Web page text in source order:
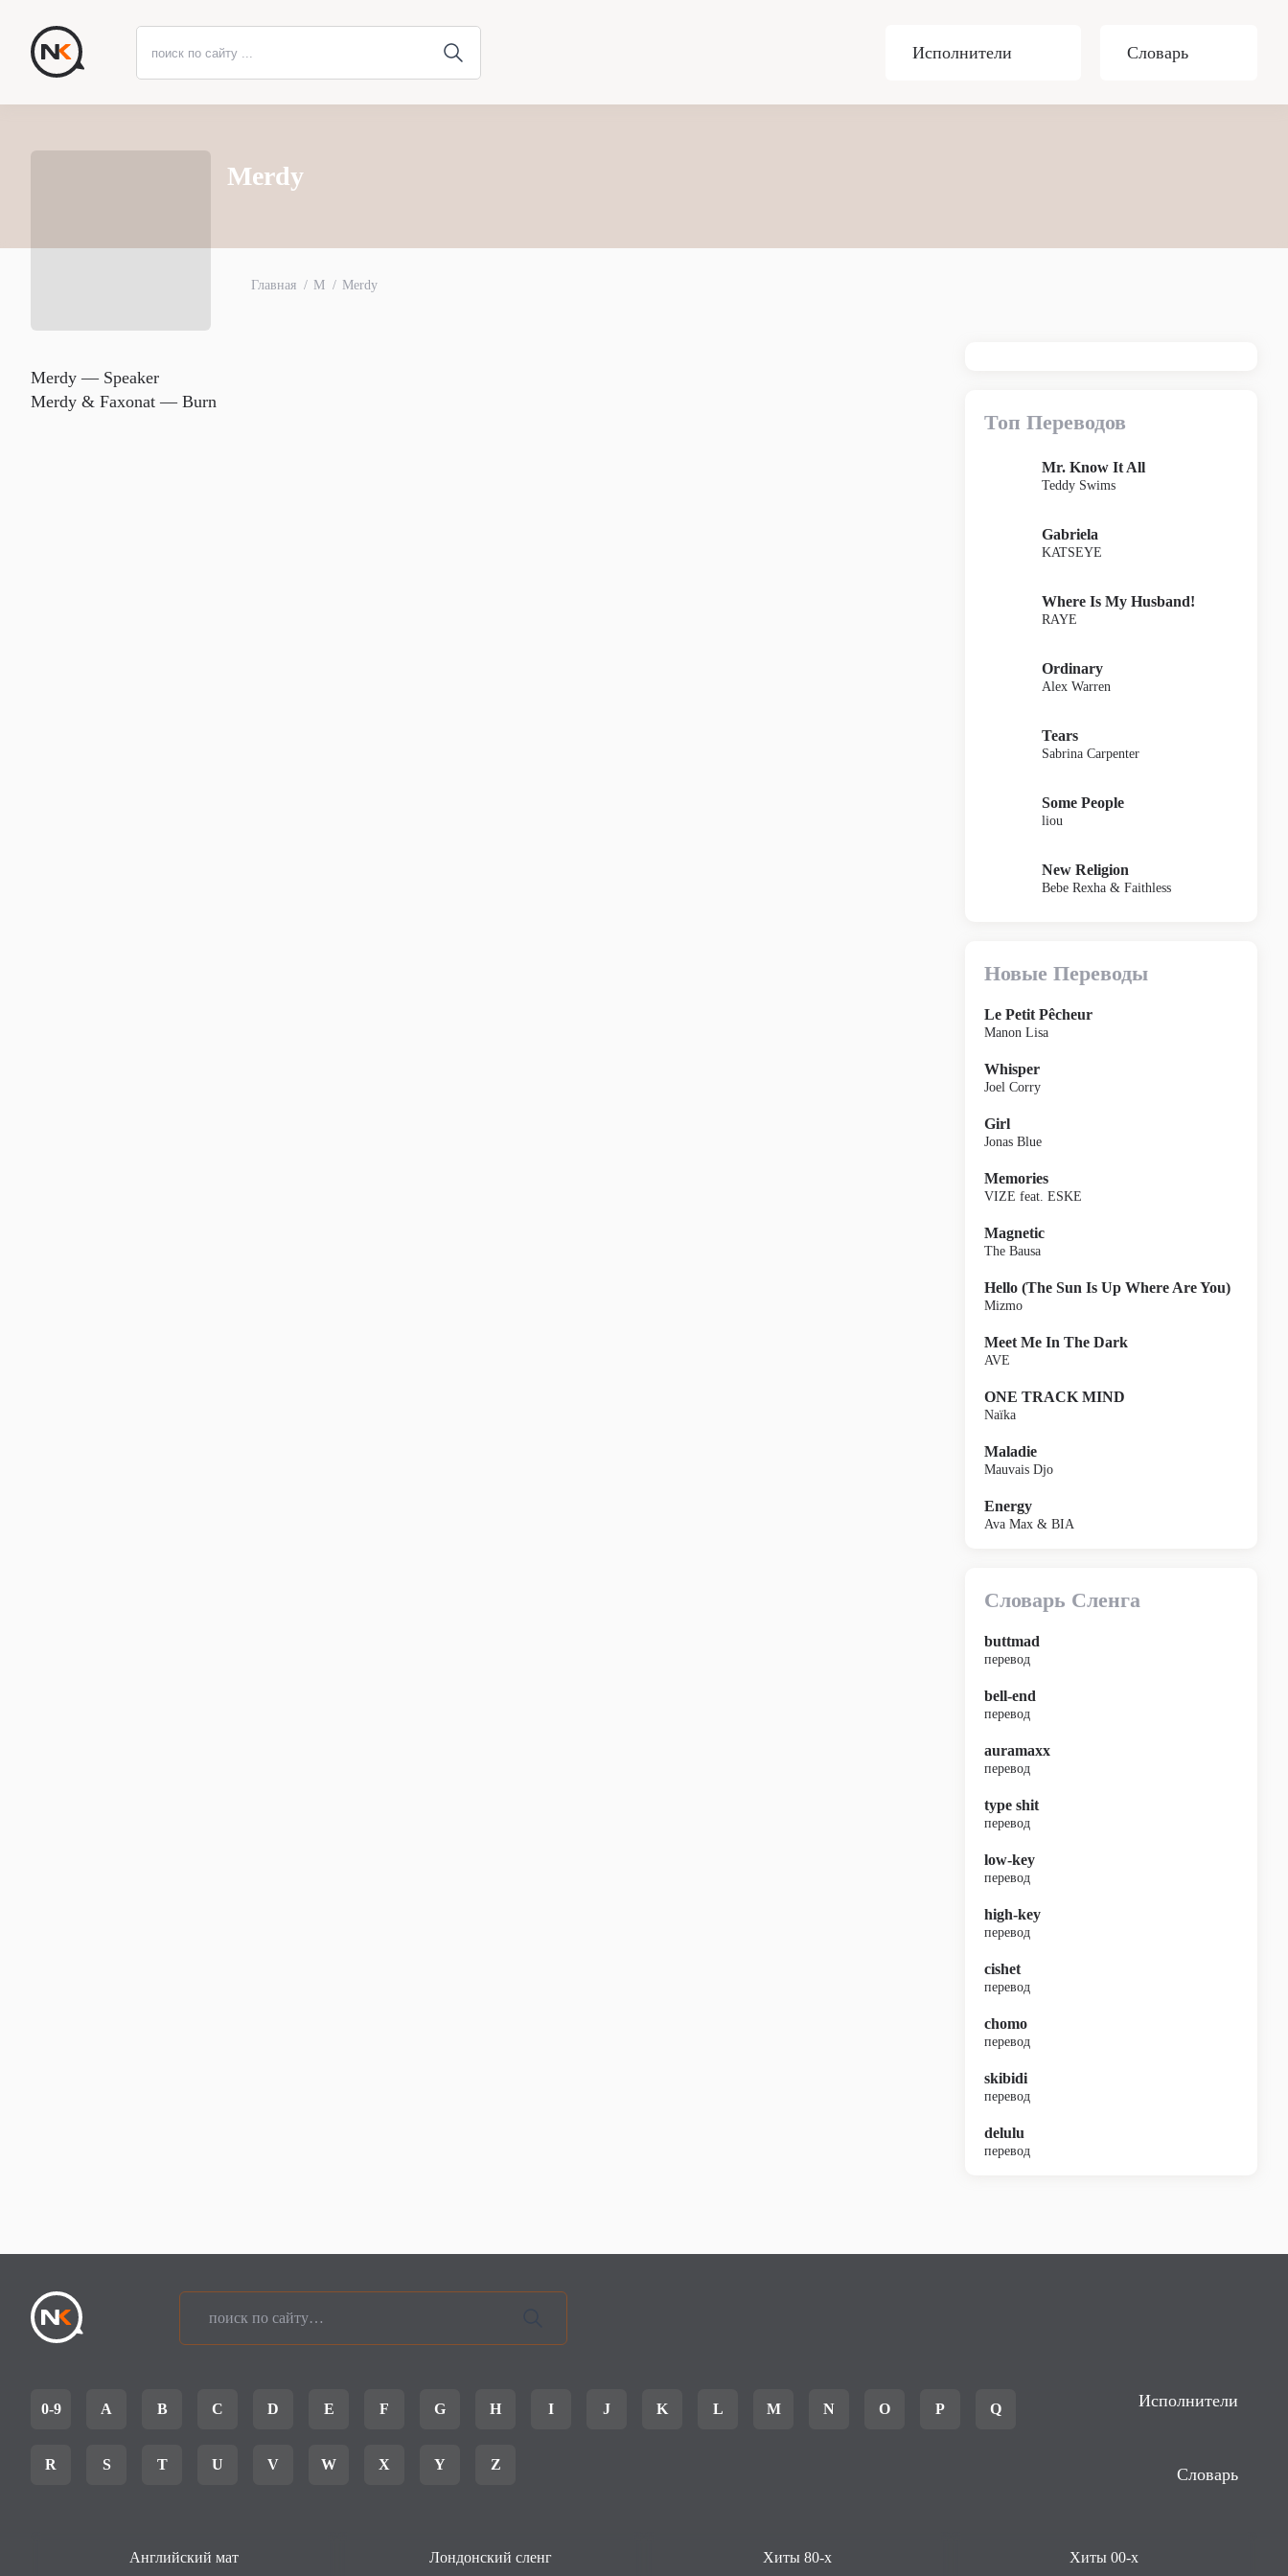
Исполнители Словарь
Merdy
Главная M Merdy
Merdy — Speaker
Merdy & Faxonat — Burn
Топ Переводов
Mr. Know It All
Teddy Swims
Gabriela
KATSEYE
Where Is My Husband!
RAYE
Ordinary
Alex Warren
Tears
Sabrina Carpenter
Some People
liou
New Religion
Bebe Rexha & Faithless
Новые Переводы
Le Petit Pêcheur
Manon Lisa
Whisper
Joel Corry
Girl
Jonas Blue
Memories
VIZE feat. ESKE
Magnetic
The Bausa
Hello (The Sun Is Up Where Are You)
Mizmo
Meet Me In The Dark
AVE
ONE TRACK MIND
Naïka
Maladie
Mauvais Djo
Energy
Ava Max & BIA
Словарь Сленга
buttmad
перевод
bell-end
перевод
auramaxx
перевод
type shit
перевод
low-key
перевод
high-key
перевод
cishet
перевод
chomo
перевод
skibidi
перевод
delulu
перевод
0-9 A B C D E F G H I J K L M N O P Q
R S T U V W X Y Z
Исполнители
Словарь
Английский мат Лондонский сленг Хиты 80-х Хиты 00-х